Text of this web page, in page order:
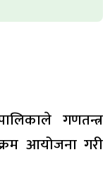
गणतन्त्र
आयोजना गरी